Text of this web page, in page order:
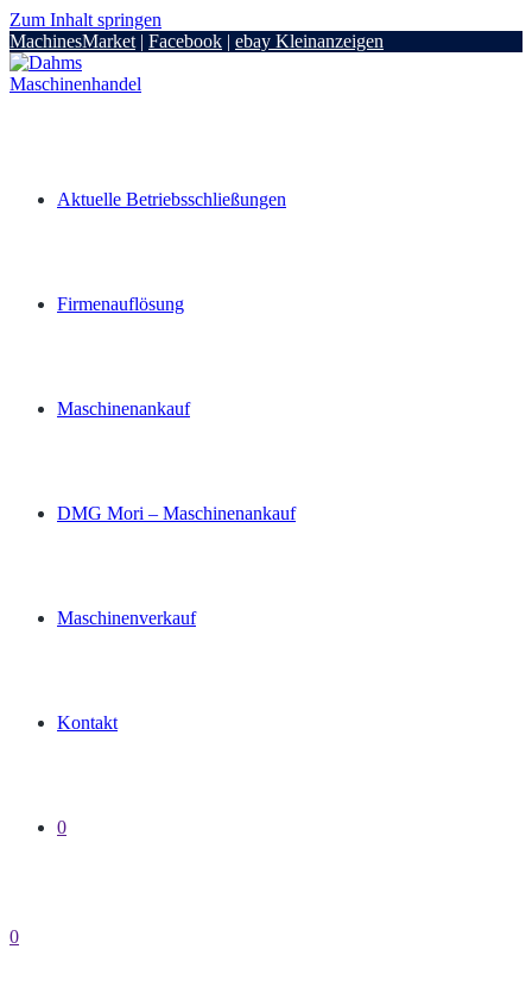
Zum Inhalt springen
MachinesMarket | Facebook | ebay Kleinanzeigen
Aktuelle Betriebsschließungen
Firmenauflösung
Maschinenankauf
DMG Mori – Maschinenankauf
Maschinenverkauf
Kontakt
0
0